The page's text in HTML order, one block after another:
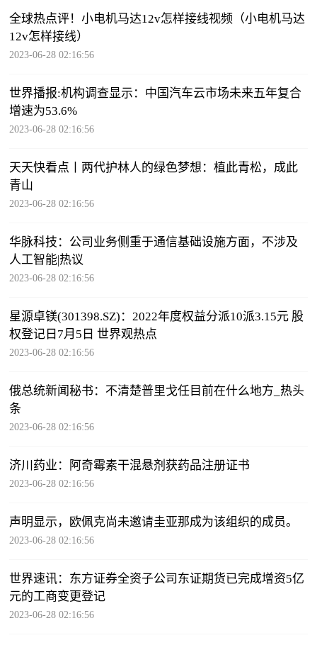
全球热点评！小电机马达12v怎样接线视频（小电机马达
12v怎样接线）
2023-06-28 02:16:56
世界播报:机构调查显示：中国汽车云市场未来五年复合
增速为53.6%
2023-06-28 02:16:56
天天快看点丨两代护林人的绿色梦想：植此青松，成此
青山
2023-06-28 02:16:56
华脉科技：公司业务侧重于通信基础设施方面，不涉及
人工智能|热议
2023-06-28 02:16:56
星源卓镁(301398.SZ)：2022年度权益分派10派3.15元 股
权登记日7月5日 世界观热点
2023-06-28 02:16:56
俄总统新闻秘书：不清楚普里戈任目前在什么地方_热头
条
2023-06-28 02:16:56
济川药业：阿奇霉素干混悬剂获药品注册证书
2023-06-28 02:16:56
声明显示，欧佩克尚未邀请圭亚那成为该组织的成员。
2023-06-28 02:16:56
世界速讯：东方证券全资子公司东证期货已完成增资5亿
元的工商变更登记
2023-06-28 02:16:56